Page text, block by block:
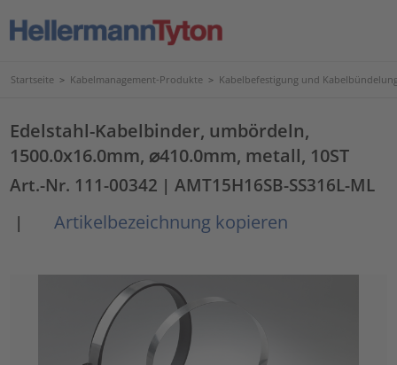
Startseite > Kabelmanagement-Produkte > Kabelbefestigung und
Edelstahl-Kabelbinder, umbördeln,
1500.0x16.0mm, ⌀410.0mm, metall, 10ST
Art.-Nr. 111-00342 | AMT15H16SB-SS316L-ML
|
Artikelbezeichnung kopieren